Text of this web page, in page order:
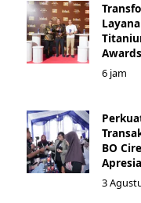
6 jam
BO
3